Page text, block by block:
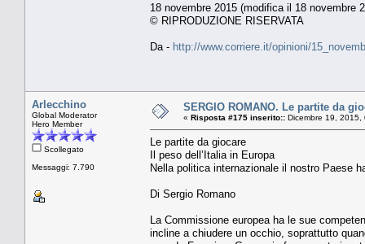
18 novembre 2015 (modifica il 18 novembre
© RIPRODUZIONE RISERVATA
Da - http://www.corriere.it/opinioni/
Arlecchino
Global Moderator
Hero Member
Scollegato
Messaggi: 7.790
SERGIO ROMANO. Le partite da
« Risposta #175 inserito:: Dicembre 19, 2015,
Le partite da giocare
Il peso dell’Italia in Europa
Nella politica internazionale il nostro Paese
Di Sergio Romano
La Commissione europea ha le sue
incline a chiudere un occhio, soprattutto